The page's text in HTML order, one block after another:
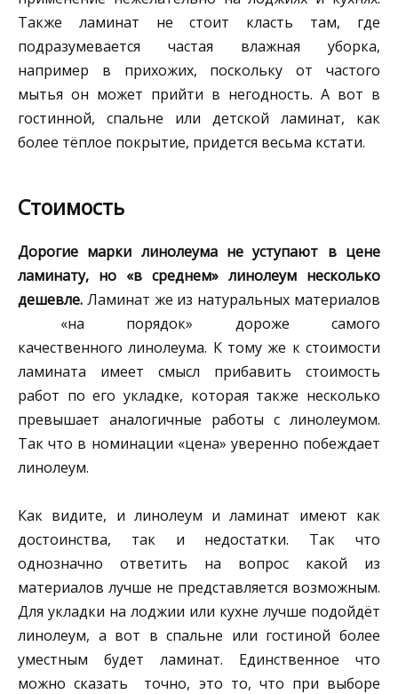
Также ламинат не стоит класть там, где
подразумевается частая влажная уборка,
например в прихожих, поскольку от частого
мытья он может прийти в негодность. А вот в
гостинной, спальне или детской ламинат, как
более тёплое покрытие, придется весьма кстати.
Стоимость
Дорогие марки линолеума не уступают в цене
ламинату, но «в среднем» линолеум несколько
дешевле. Ламинат же из натуральных материалов
«на порядок» дороже самого
качественного линолеума. К тому же к стоимости
ламината имеет смысл прибавить стоимость
работ по его укладке, которая также несколько
превышает аналогичные работы с линолеумом.
Так что в номинации «цена» уверенно побеждает
линолеум.
Как видите, и линолеум и ламинат имеют как
достоинства, так и недостатки. Так что
однозначно ответить на вопрос какой из
материалов лучше не представляется возможным.
Для укладки на лоджии или кухне лучше подойдёт
линолеум, а вот в спальне или гостиной более
уместным будет ламинат. Единственное что
можно сказать точно, это то, что при выборе